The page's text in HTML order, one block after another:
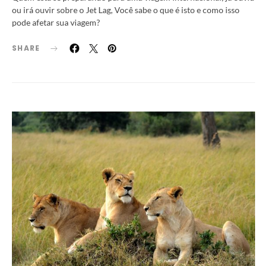
ou irá ouvir sobre o Jet Lag, Você sabe o que é isto e como isso
pode afetar sua viagem?
SHARE